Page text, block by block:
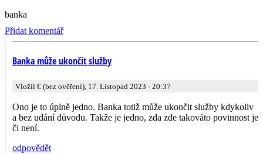
banka
Přidat komentář
Banka může ukončit služby
Vložil € (bez ověření), 17. Listopad 2023 - 20:37
Ono je to úplně jedno. Banka totiž může ukončit služby kdykoliv
a bez udání důvodu. Takže je jedno, zda zde takováto povinnost je
či není.
odpovědět